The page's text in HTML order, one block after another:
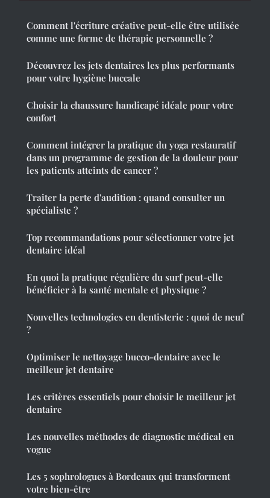
Comment l'écriture créative peut-elle être utilisée
comme une forme de thérapie personnelle ?
Découvrez les jets dentaires les plus performants
pour votre hygiène buccale
Choisir la chaussure handicapé idéale pour votre
confort
Comment intégrer la pratique du yoga restauratif
dans un programme de gestion de la douleur pour
les patients atteints de cancer ?
Traiter la perte d'audition : quand consulter un
spécialiste ?
Top recommandations pour sélectionner votre jet
dentaire idéal
En quoi la pratique régulière du surf peut-elle
bénéficier à la santé mentale et physique ?
Nouvelles technologies en dentisterie : quoi de neuf
?
Optimiser le nettoyage bucco-dentaire avec le
meilleur jet dentaire
Les critères essentiels pour choisir le meilleur jet
dentaire
Les nouvelles méthodes de diagnostic médical en
vogue
Les 5 sophrologues à Bordeaux qui transforment
votre bien-être